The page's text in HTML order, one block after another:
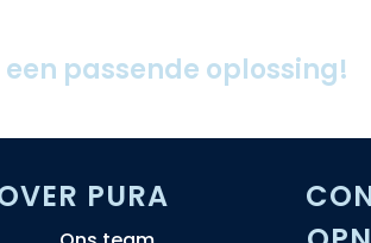
passende oplossing!
PURA